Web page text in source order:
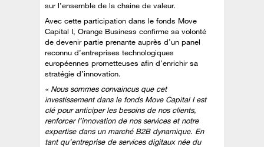
sur l’ensemble de la chaine de valeur.
Avec cette participation dans le fonds Move
Capital I, Orange Business confirme sa volonté
de devenir partie prenante auprès d’un panel
reconnu d’entreprises technologiques
européennes prometteuses afin d’enrichir sa
stratégie d’innovation.
« Nous sommes convaincus que cet
investissement dans le fonds Move Capital I est
clé pour anticiper les besoins de nos clients,
renforcer l’innovation de nos services et notre
expertise dans un marché B2B dynamique. En
tant qu’entreprise de services digitaux née du